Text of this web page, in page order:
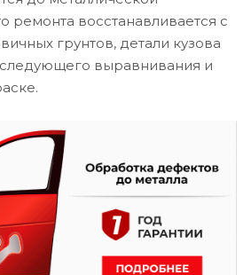
ремонта восстанавливается с
грунтов, детали кузова
выравнивания и